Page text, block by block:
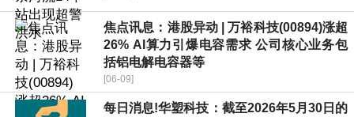
焦点讯息：港股异动 | 万裕科技(00894)涨超
26% AI算力引爆电容需求 公司核心业务包
括铝电解电容器等
[06-09]
每日消息!华塑科技：截至2026年5月30日的